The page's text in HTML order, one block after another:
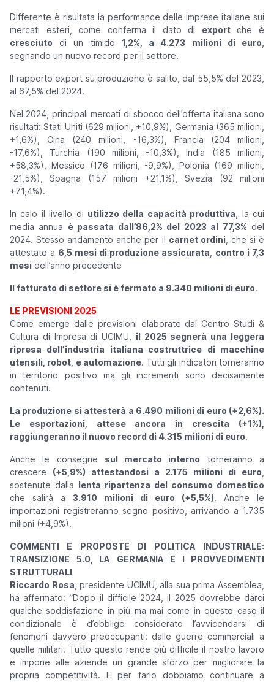
Differente è risultata la performance delle imprese italiane sui
mercati esteri, come conferma il dato di exportche è
cresciuto di un timido 1,2%, a 4.273 milioni di euro
segnando un nuovo record per il settore.
Il rapporto export su produzione è salito, dal 55,5% del 2023,
al 67,5% del 2024.
Nel 2024, principali mercati di sbocco dell’offerta italiana sono
risultati: Stati Uniti (629 milioni, +10,9%), Germania (365 milioni,
+1,6%), Cina (240 milioni, -16,3%), Francia (204 milioni,
-17,6%), Turchia (190 milioni, -10,3%), India (185 milioni,
+58,3%), Messico (176 milioni, -9,9%), Polonia (169 milioni,
-21,5%), Spagna (157 milioni +21,1%), Svezia (92 milioni
+71,4%).
In calo il livello di utilizzo della capacità produttiva , la cui
media annua è passata dall’86,2% del 2023 al 77,3% del
2024. Stesso andamento anche per il carnet ordini, che si è
attestato a 6,5 mesi di produzione assicurata
contro i 7,3
mesi dell’anno precedente
Il fatturato di settore si è fermato a 9.340 milioni di euro.
LE PREVISIONI 2025
Come emerge dalle previsioni elaborate dal Centro Studi &
Cultura di Impresa di UCIMU, il 2025 segnerà una leggera
ripresa dell’industria italiana costruttrice di macchine
utensili, robot, e automazione. Tutti gli indicatori torneranno
in territorio positivo ma gli incrementi sono decisamente
contenuti.
La produzione si attesterà a 6.490 milioni di euro (+2,6%).
Le esportazioni, attese ancora in crescita (+1%),
raggiungeranno il nuovo record di 4.315 milioni di euro.
Anche le consegne sul mercato interno torneranno a
crescere (+5,9%) attestandosi a 2.175 milioni di euro
sostenute dalla lenta ripartenza del consumo domestico
che salirà a 3.910 milioni di euro (+5,5%). Anche le
importazioni registreranno segno positivo, arrivando a 1.735
milioni (+4,9%).
COMMENTI E PROPOSTE DI POLITICA INDUSTRIALE:
TRANSIZIONE 5.0, LA GERMANIA E I PROVVEDIMENTI
STRUTTURALI
Riccardo Rosa , presidente UCIMU, alla sua prima Assemblea,
ha affermato: “Dopo il difficile 2024, il 2025 dovrebbe darci
qualche soddisfazione in più ma mai come in questo caso il
condizionale è d’obbligo considerato l’avvicendarsi di
fenomeni davvero preoccupanti: dalle guerre commerciali a
quelle militari. Tutto questo rende più difficile il nostro lavoro
e impone alle aziende un grande sforzo per migliorare la
propria competitività. E per farlo dobbiamo continuare a